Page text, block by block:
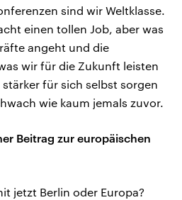
sind wir Weltklasse.
einen tollen Job, aber was
angeht und die
wir für die Zukunft leisten
für sich selbst sorgen
wie kaum jemals zuvor.
Beitrag zur europäischen
jetzt Berlin oder Europa?